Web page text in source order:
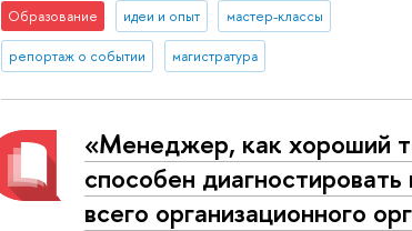
Образование идеи и опыт мастер-классы
репортаж о событии магистратура
«Менеджер, как хороший
способен
всего организационного